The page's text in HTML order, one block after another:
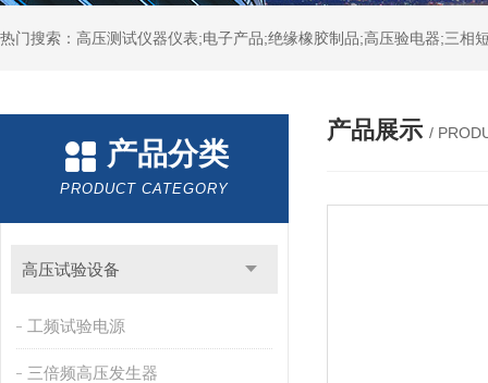
热门搜索：高压测试仪器仪表;电子产品;绝缘橡胶制品;高压验电器;三
产品分类
PRODUCT CATEGORY
高压试验设备
工频试验电源
三倍频高压发生器
产品展示 /